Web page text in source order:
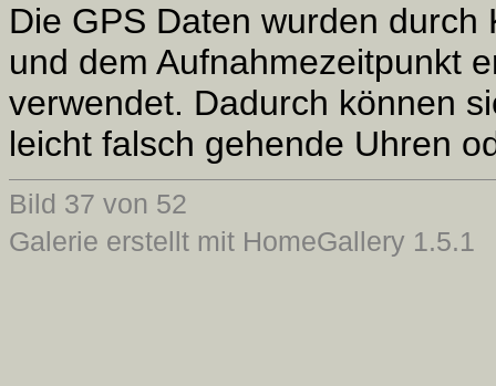
Die GPS Daten wurden
und dem Aufnahmezeitpunkt
verwendet. Dadurch können
leicht falsch gehende Uhren
Bild 37 von 52
Galerie erstellt mit HomeGallery 1.5.1